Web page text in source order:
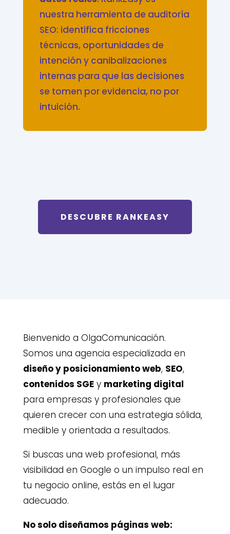
nuestra herramienta de auditoría
SEO: identifica fricciones
técnicas, oportunidades de
intención y canibalizaciones
internas para que las decisiones
se tomen por evidencia, no por
intuición.
DESCUBRE RANKEASY
Bienvenido a OlgaComunicación.
Somos una agencia especializada en
diseño y posicionamiento web, SEO,
contenidos SGEy marketing digital
para empresas y profesionales que
quieren crecer con una estrategia sólida,
medible y orientada a resultados.
Si buscas una web profesional, más
visibilidad en Google o un impulso real en
tu negocio online, estás en el lugar
adecuado.
No solo diseñamos páginas web: